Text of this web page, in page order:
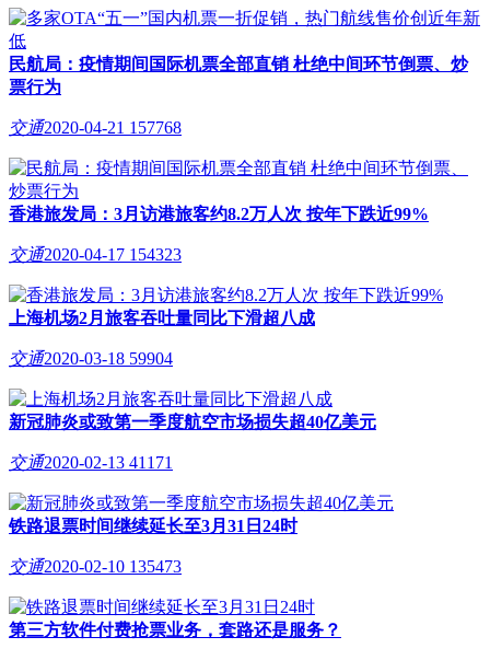
民航局：疫情期间国际机票全部直销 杜绝中间环节倒票、炒
票行为
交通2020-04-21 157768
香港旅发局：3月访港旅客约8.2万人次 按年下跌近99%
交通2020-04-17 154323
上海机场2月旅客吞吐量同比下滑超八成
交通2020-03-18 59904
新冠肺炎或致第一季度航空市场损失超40亿美元
交通2020-02-13 41171
铁路退票时间继续延长至3月31日24时
交通2020-02-10 135473
第三方软件付费抢票业务，套路还是服务？